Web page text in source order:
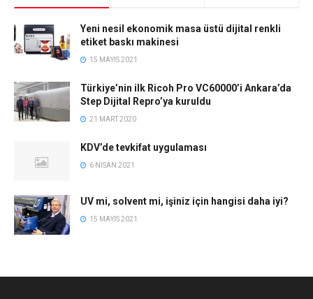
Yeni nesil ekonomik masa üstü dijital renkli
etiket baskı makinesi
15 MAYIS 2021
Türkiye’nin ilk Ricoh Pro VC60000’i Ankara’da
Step Dijital Repro’ya kuruldu
21 MART 2020
KDV’de tevkifat uygulaması
6 NISAN 2021
UV mi, solvent mi, işiniz için hangisi daha iyi?
15 MAYIS 2021